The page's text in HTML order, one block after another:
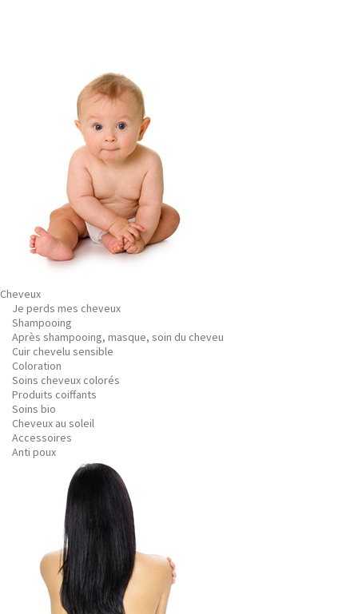
Cheveux
Je perds mes cheveux
Shampooing
Après shampooing, masque, soin du cheveu
Cuir chevelu sensible
Coloration
Soins cheveux colorés
Produits coiffants
Soins bio
Cheveux au soleil
Accessoires
Anti poux